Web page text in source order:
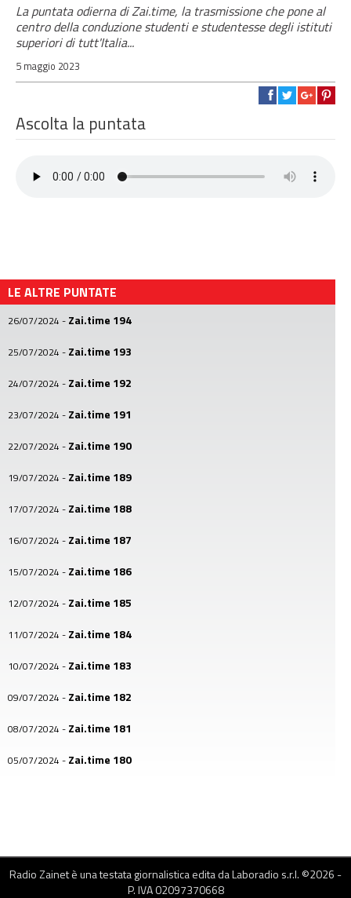
La puntata odierna di Zai.time, la trasmissione che pone al
centro della conduzione studenti e studentesse degli istituti
superiori di tutt'Italia...
5 maggio 2023
Ascolta la puntata
LE ALTRE PUNTATE
26/07/2024 - Zai.time 194
25/07/2024 - Zai.time 193
24/07/2024 - Zai.time 192
23/07/2024 - Zai.time 191
22/07/2024 - Zai.time 190
19/07/2024 - Zai.time 189
17/07/2024 - Zai.time 188
16/07/2024 - Zai.time 187
15/07/2024 - Zai.time 186
12/07/2024 - Zai.time 185
11/07/2024 - Zai.time 184
10/07/2024 - Zai.time 183
09/07/2024 - Zai.time 182
08/07/2024 - Zai.time 181
05/07/2024 - Zai.time 180
02/07/2024-Zai.time 177
Zai.time 176
Radio Zainet è una testata giornalistica edita da Laboradio s.r.l. ©2026 -
P. IVA 02097370668